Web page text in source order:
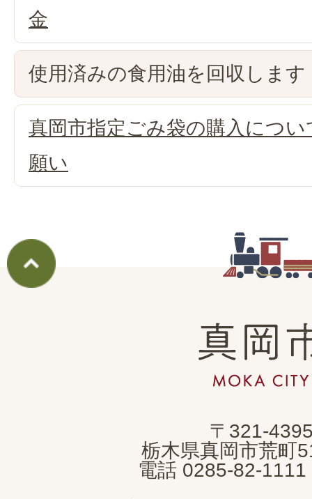
金
使用済みの食用油を回収します
真岡市指定ごみ袋の購入につ
願い
真
岡
市
CITY
〒321-
栃木県真岡市荒町
電話 0285-82-1111